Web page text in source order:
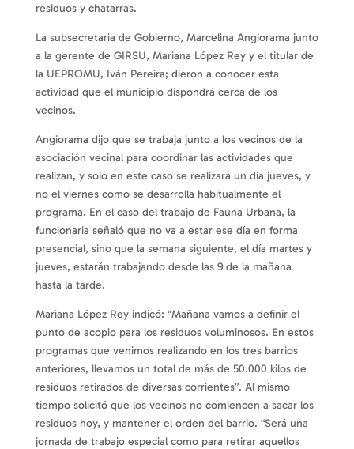
residuos y chatarras.
La subsecretaria de Gobierno, Marcelina Angiorama junto
a la gerente de GIRSU, Mariana López Rey y el titular de
la UEPROMU, Iván Pereira; dieron a conocer esta
actividad que el municipio dispondrá cerca de los
vecinos.
Angiorama dijo que se trabaja junto a los vecinos de la
asociación vecinal para coordinar las actividades que
realizan, y solo en este caso se realizará un día jueves, y
no el viernes como se desarrolla habitualmente el
programa. En el caso del trabajo de Fauna Urbana, la
funcionaria señaló que no va a estar ese día en forma
presencial, sino que la semana siguiente, el día martes y
jueves, estarán trabajando desde las 9 de la mañana
hasta la tarde.
Mariana López Rey indicó: “Mañana vamos a definir el
punto de acopio para los residuos voluminosos. En estos
programas que venimos realizando en los tres barrios
anteriores, llevamos un total de más de 50.000 kilos de
residuos retirados de diversas corrientes”. Al mismo
tiempo solicitó que los vecinos no comiencen a sacar los
residuos hoy, y mantener el orden del barrio. “Será una
jornada de trabajo especial como para retirar aquellos